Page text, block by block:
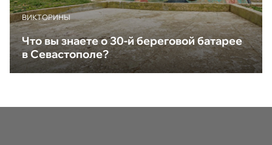
ВИКТОРИНЫ
Что вы знаете о 30-й береговой батарее
в Севастополе?